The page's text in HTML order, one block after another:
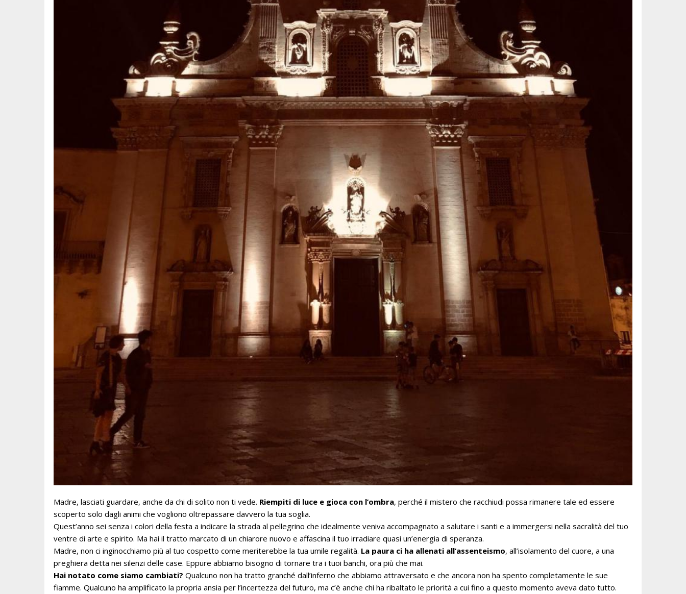
Madre, lasciati guardare, anche da chi di solito non ti vede. Riempiti di luce e gioca con l’ombra, perché il mistero che racchiudi possa rimanere tale ed essere
scoperto solo dagli animi che vogliono oltrepassare davvero la tua soglia.
Quest’anno sei senza i colori della festa a indicare la strada al pellegrino che idealmente veniva accompagnato a salutare i santi e a immergersi nella sacralità del tuo
ventre di arte e spirito. Ma hai il tratto marcato di un chiarore nuovo e affascina il tuo irradiare quasi un’energia di speranza.
Madre, non ci inginocchiamo più al tuo cospetto come meriterebbe la tua umile regalità. La paura ci ha allenati all’assenteismo, all’isolamento del cuore, a una
preghiera detta nei silenzi delle case. Eppure abbiamo bisogno di tornare tra i tuoi banchi, ora più che mai.
Hai notato come siamo cambiati? Qualcuno non ha tratto granché dall’inferno che abbiamo attraversato e che ancora non ha spento completamente le sue
fiamme. Qualcuno ha amplificato la propria ansia per l’incertezza del futuro, ma c’è anche chi ha ribaltato le priorità a cui fino a questo momento aveva dato tutto.